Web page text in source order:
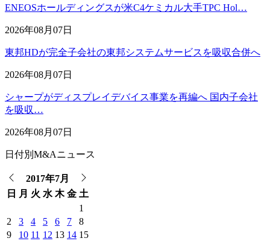
ENEOSホールディングスが米C4ケミカル大手TPC Hol…
2026年08月07日
東邦HDが完全子会社の東邦システムサービスを吸収合併へ
2026年08月07日
シャープがディスプレイデバイス事業を再編へ 国内子会社
を吸収…
2026年08月07日
日付別M&Aニュース
2017年7月
日 月 火 水 木 金 土
1
2
3 4 5 6 7
8
9
10 11 12 13 14 15